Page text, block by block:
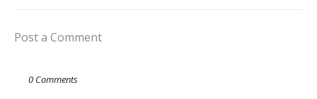
Post a Comment
0 Comments